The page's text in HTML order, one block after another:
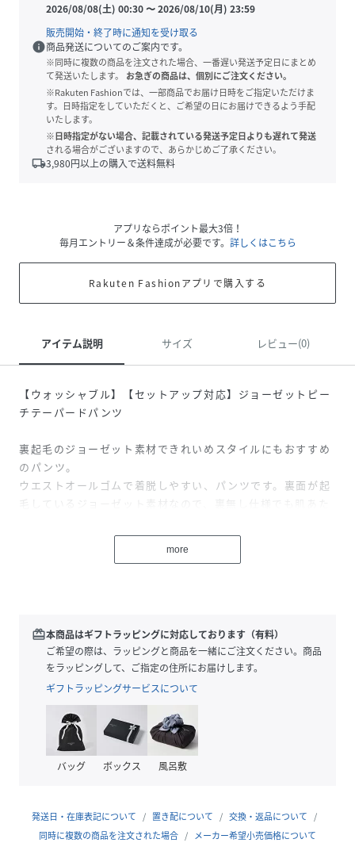
2026/08/08(土) 00:30〜2026/08/10(月) 23:59
販売開始・終了時に通知を受け取る
info商品発送についてのご案内です。
※同時に複数の商品を注文された場合、一番遅い発送予定日にまとめ
て発送いたします。
お急ぎの商品は、個別にご注文ください。
※Rakuten Fashionでは、一部商品でお届け日時をご指定いただけま
す。日時指定をしていただくと、ご希望の日にお届けできるよう手配
いたします。
※日時指定がない場合、記載されている発送予定日よりも遅れて発送
される場合がございますので、あらかじめご了承ください。
local_shipping3,980円以上の購入で送料無料
アプリならポイント最大3倍！
毎月エントリー＆条件達成が必要です。 詳しくはこちら
Rakuten Fashionアプリで購入する
アイテム説明 サイズ レビュー(0)
【ウォッシャブル】【セットアップ対応】ジョーゼットピー
チテーパードパンツ
裏起毛のジョーゼット素材できれいめスタイルにもおすすめ
のパンツ。
ウエストオールゴムで着脱しやすい、パンツです。裏面が起
毛しているジョーゼット素材なので、裏無し仕様でも肌あた
真冬にも快適に着ていただけます。冬の時期のオフィスやお
出かけシーンなどきれいめスタイルにおすすめです。同素材
ジョーゼットの裏起毛素材です。先染めで仕上げているので
滑らかでソフトな風合いが特徴です。ポリエステルフィラメ
ント糸を使用しているため、表のジョーゼット面は艶があ
り、きれいめに仕上がっています。裏面は起毛させて温か
く、肌ざわりの良い素材になっています。
【着用推奨シーズン】秋～春
身長170B80W58H86着用サイズ：38
原産国 中国製
more
redeem本商品はギフトラッピングに対応しております（有料）
ご希望の際は、ラッピングと商品を一緒にご注文ください。商品
をラッピングして、ご指定の住所にお届けします。
ギフトラッピングサービスについて
バッグ ボックス 風呂敷
発送日・在庫表記について 置き配について
交換・返品について
同時に複数の商品を注文された場合
メーカー希望小売価格について